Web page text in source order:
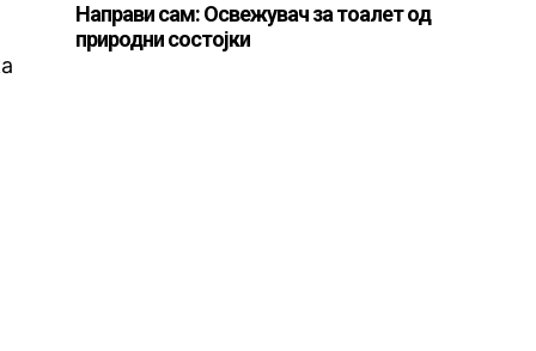
Направи сам: Освежувач за тоалет од
природни состојки